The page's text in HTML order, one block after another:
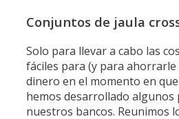
Conjuntos de jaula
Solo para llevar a cabo las
fáciles para (y para
dinero en el momento en
hemos desarrollado algunos
nuestros bancos. Reunimos